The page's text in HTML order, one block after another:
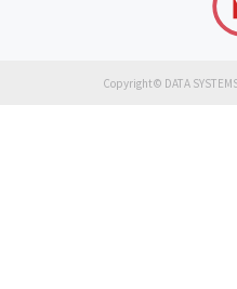
Copyright© DATA